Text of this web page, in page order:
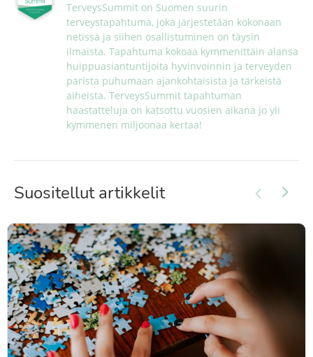
TerveysSummit on Suomen suurin
terveystapahtuma, joka järjestetään kokonaan
netissä ja siihen osallistuminen on täysin
ilmaista. Tapahtuma kokoaa kymmenittäin alansa
huippuasiantuntijoita hyvinvoinnin ja terveyden
parista puhumaan ajankohtaisista ja tärkeistä
aiheista. TerveysSummit tapahtuman
haastatteluja on katsottu vuosien aikana jo yli
kymmenen miljoonaa kertaa!
Suositellut artikkelit